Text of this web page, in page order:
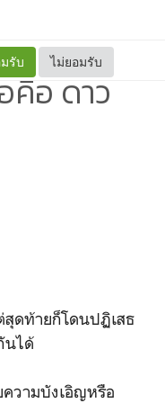
รับ ไม่ยอมรับ
คือ ดาว
สุดท้ายก็โดนปฏิเสธ
นได้
วามบังเอิญหรือ